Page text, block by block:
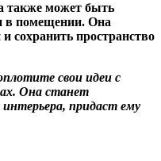
также может быть
в помещении. Она
сохранить пространство
свои идеи с
Она станет
придаст ему